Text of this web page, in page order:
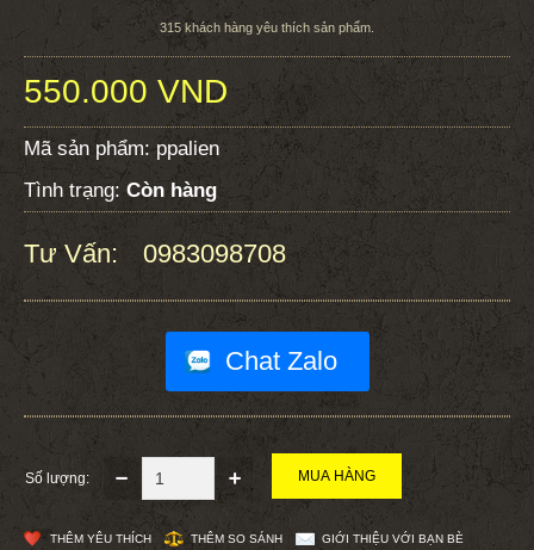
315 khách hàng yêu thích sản phẩm.
550.000 VND
Mã sản phẩm: ppalien
Tình trạng: Còn hàng
Tư Vấn: 0983098708
Chat Zalo
Số lượng:
THÊM YÊU THÍCH THÊM SO SÁNH GIỚI THIỆU VỚI BẠN BÈ